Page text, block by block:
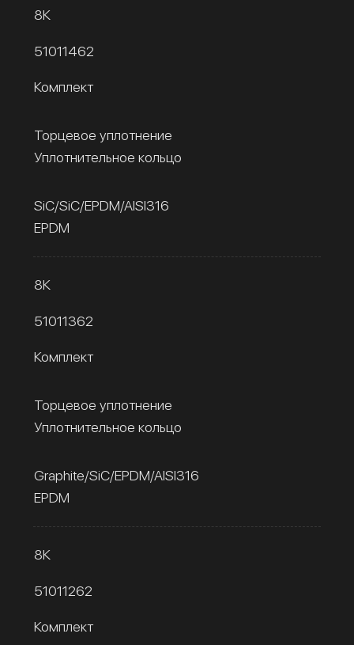
8К
51011462
Комплект
Торцевое уплотнение
Уплотнительное кольцо
SiC/SiC/EPDM/AISI316
EPDM
8К
51011362
Комплект
Торцевое уплотнение
Уплотнительное кольцо
Graphite/SiC/EPDM/AISI316
EPDM
8К
51011262
Комплект